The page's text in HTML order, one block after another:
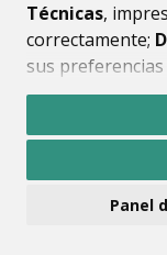
Técnicas,
correctamente;
sus preferencias
mejorar el
Si acepta
consideramos
ninguna acción,
Panel